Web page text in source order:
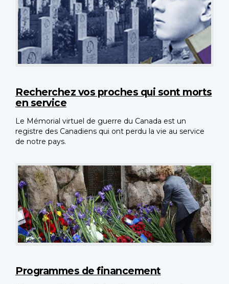
Recherchez vos proches qui sont morts
en service
Le Mémorial virtuel de guerre du Canada est un
registre des Canadiens qui ont perdu la vie au service
de notre pays.
Programmes de financement